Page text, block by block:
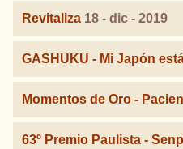
Revitaliza 18 - dic - 2019
GASHUKU - Mi Japón
Momentos de Oro -
63º Premio Paulista -